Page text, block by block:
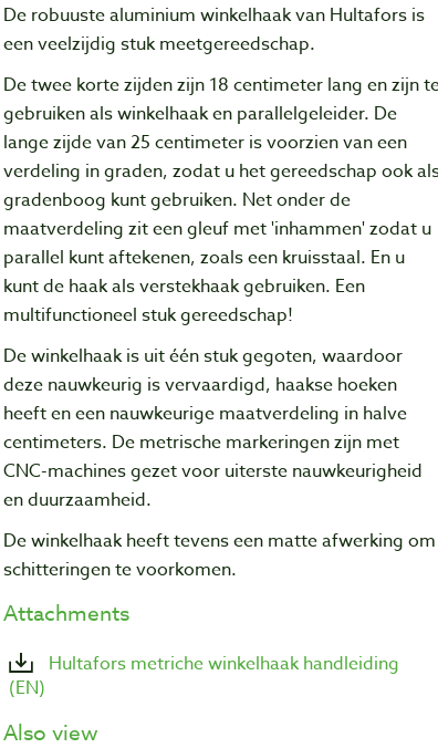
De robuuste aluminium winkelhaak van Hultafors is
een veelzijdig stuk meetgereedschap.
De twee korte zijden zijn 18 centimeter lang en zijn
gebruiken als winkelhaak en parallelgeleider. De
lange zijde van 25 centimeter is voorzien van een
verdeling in graden, zodat u het gereedschap ook
gradenboog kunt gebruiken. Net onder de
maatverdeling zit een gleuf met 'inhammen' zodat u
parallel kunt aftekenen, zoals een kruisstaal. En u
kunt de haak als verstekhaak gebruiken. Een
multifunctioneel stuk gereedschap!
De winkelhaak is uit één stuk gegoten, waardoor
deze nauwkeurig is vervaardigd, haakse hoeken
heeft en een nauwkeurige maatverdeling in halve
centimeters. De metrische markeringen zijn met
CNC-machines gezet voor uiterste nauwkeurigheid
en duurzaamheid.
De winkelhaak heeft tevens een matte afwerking om
schitteringen te voorkomen.
Attachments
Hultafors metriche winkelhaak handleiding
(EN)
Also view